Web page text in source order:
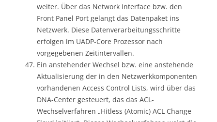
weiter. Über das Network Interface bzw. den
Front Panel Port gelangt das Datenpaket ins
Netzwerk. Diese Datenverarbeitungsschritte
erfolgen im UADP-Core Prozessor nach
vorgegebenen Zeitintervallen.
Ein anstehender Wechsel bzw. eine anstehende
Aktualisierung der in den Netzwerkkomponenten
vorhandenen Access Control Lists, wird über das
DNA-Center gesteuert, das das ACL-
Wechselverfahren „Hitless (Atomic) ACL Change